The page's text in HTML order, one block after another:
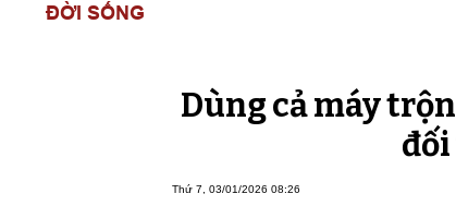
ĐỜI SỐNG
Dùng cả máy
Thứ 7, 03/01/2026 08:26